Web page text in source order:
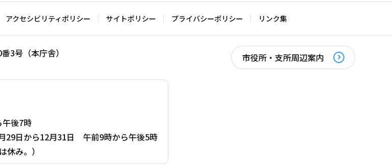
アクセシビリティポリシー サイトポリシー プライバシーポリシー リンク集
3号（本庁舎）
後7時
29日から12月31日 午前9時から午後5時
休み。）
市役所・支所周辺案内